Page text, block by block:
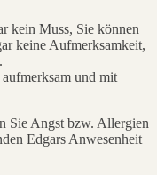
kein Muss, Sie können
keine Aufmerksamkeit,
und mit
Sie Angst bzw. Allergien
Edgars Anwesenheit